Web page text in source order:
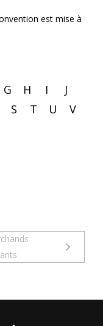
est mise à
G H I
J
S T U
V